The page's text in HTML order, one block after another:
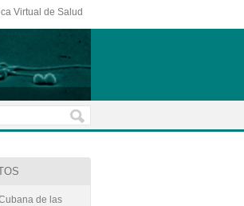
Virtual de Salud
de las